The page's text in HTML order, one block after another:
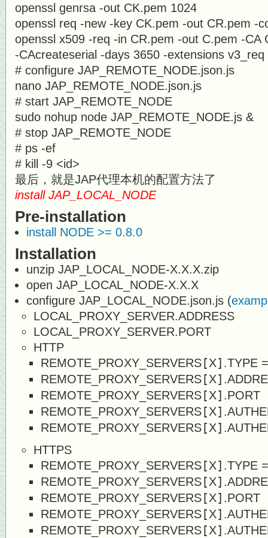
openssl genrsa -out CK.pem 1024
openssl req -new -key CK.pem -out CR.pem -
openssl x509 -req -in CR.pem -out C.pem -CA
-CAcreateserial -days 3650 -extensions
# configure JAP_REMOTE_NODE.json.js
nano JAP_REMOTE_NODE.json.js
# start JAP_REMOTE_NODE
sudo nohup node JAP_REMOTE_NODE.js &
# stop JAP_REMOTE_NODE
# ps -ef
# kill -9 <id>
最后，就是JAP代理本机的配置方法了
install JAP_LOCAL_NODE
Pre-installation
install NODE >= 0.8.0
Installation
unzip JAP_LOCAL_NODE-X.X.X.zip
open JAP_LOCAL_NODE-X.X.X
configure JAP_LOCAL_NODE.json.js (
LOCAL_PROXY_SERVER.ADDRESS
LOCAL_PROXY_SERVER.PORT
HTTP
REMOTE_PROXY_SERVERS [X] .TYPE
REMOTE_PROXY_SERVERS [X]
REMOTE_PROXY_SERVERS [X] .PORT
REMOTE_PROXY_SERVERS [X]
REMOTE_PROXY_SERVERS [X]
HTTPS
REMOTE_PROXY_SERVERS [X] .TYPE
REMOTE_PROXY_SERVERS [X]
REMOTE_PROXY_SERVERS [X] .PORT
REMOTE_PROXY_SERVERS [X]
REMOTE_PROXY_SERVERS [X]